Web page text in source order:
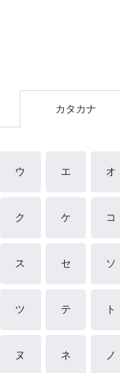
カタカナ
ウ エ オ
ク ケ コ
ス セ ソ
ツ テ ト
ヌ ネ ノ